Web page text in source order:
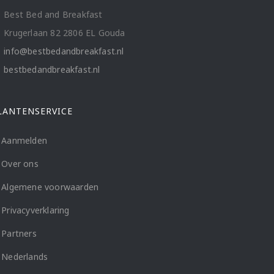
Best Bed and Breakfast
Krugerlaan 82 2806 EL Gouda
info@bestbedandbreakfast.nl
bestbedandbreakfast.nl
Aanmelden
Over ons
Algemene voorwaarden
Privacyverklaring
Partners
Nederlands